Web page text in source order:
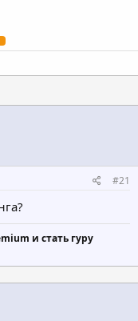
#21
и стать гуру